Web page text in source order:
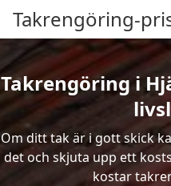
Takrengöring-
Takrengöring i
Om ditt tak är i gott skick
det och skjuta upp ett
kostar